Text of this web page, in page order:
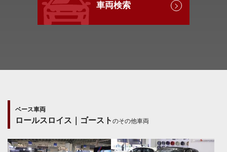
車両検索
ベース車両
ロールスロイス｜ゴースト のその他車両